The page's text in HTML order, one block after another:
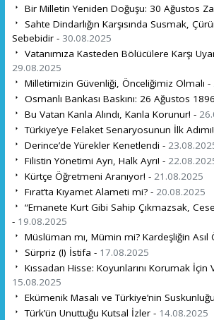
Bir Milletin Yeniden Doğuşu: 30 Ağustos
Sahte Dindarlığın Karşısında Susmak,
Sebebidir - 30.08.2025
Vatanımıza Kasteden Bölücülere Karşı
29.08.2025
Milletimizin Güvenliği, Önceliğimiz Olmalı -
Osmanlı Bankası Baskını: 26 Ağustos
Bu Vatan Kanla Alındı, Kanla Korunur! -
Türkiye’ye Felaket Senaryosunun İlk
Derince’de Yürekler Kenetlendi -
Filistin Yönetimi Ayrı, Halk Ayrı! -
Kürtçe Öğretmeni Aranıyor! - 21.08.2025
Fırat’ta Kıyamet Alameti mi? - 20.08.2025
“Emanete Kurt Gibi Sahip Çıkmazsak,
- 19.08.2025
Müslüman mı, Mümin mi? Kardeşliğin Asıl
Sürpriz (!) İstifa - 17.08.2025
Kıssadan Hisse: Koyunlarını Korumak İçin
15.08.2025
Ekümenik Masalı ve Türkiye’nin
Türk’ün Unuttuğu Kutsal İzler - 14.08.2025